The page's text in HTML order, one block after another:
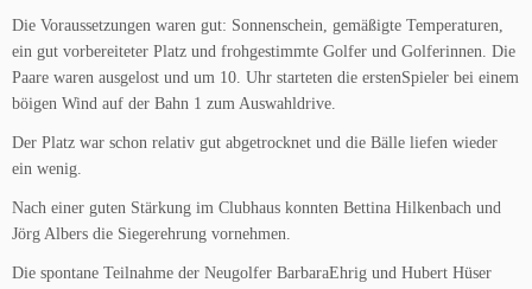
Die Voraussetzungen waren gut: Sonnenschein, gemäßigte Temperaturen,
ein gut vorbereiteter Platz und frohgestimmte Golfer und Golferinnen. Die
Paare waren ausgelost und um 10. Uhr starteten die erstenSpieler bei einem
böigen Wind auf der Bahn 1 zum Auswahldrive.
Der Platz war schon relativ gut abgetrocknet und die Bälle liefen wieder
ein wenig.
Nach einer guten Stärkung im Clubhaus konnten Bettina Hilkenbach und
Jörg Albers die Siegerehrung vornehmen.
Die spontane Teilnahme der Neugolfer BarbaraEhrig und Hubert Hüser